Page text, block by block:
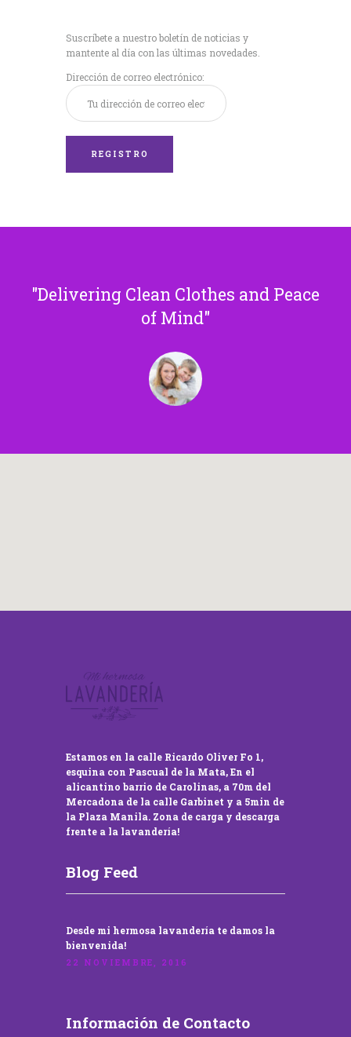
Suscríbete a nuestro boletín de noticias y
mantente al día con las últimas novedades.
Dirección de correo electrónico:
Delivering Clean Clothes and Peace
of Mind
Estamos en la calle Ricardo Oliver Fo 1,
esquina con Pascual de la Mata, En el
alicantino barrio de Carolinas, a 70m del
Mercadona de la calle Garbinet y a 5min de
la Plaza Manila. Zona de carga y descarga
frente a la lavandería!
Blog Feed
Desde mi hermosa lavandería te damos la
bienvenida!
22 NOVIEMBRE, 2016
Información de Contacto